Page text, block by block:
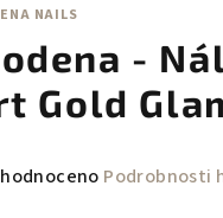
NAILS
-
Gold
Podrobnosti